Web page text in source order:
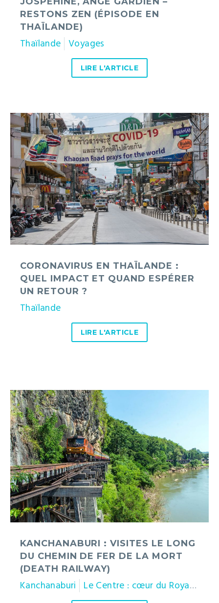
Thaïlande)
RESTONS ZEN (ÉPISODE EN
THAÏLANDE)
Thaïlande Voyages
LIRE L'ARTICLE
Coronavirus
en
Thaïlande
:
quel
impact
et
quand
espérer
un
retour
CORONAVIRUS EN THAÏLANDE :
QUEL IMPACT ET QUAND ESPÉRER
UN RETOUR ?
Thaïlande
LIRE L'ARTICLE
Kanchanaburi
:
visites
le
long
du
chemin
de
fer
de
la
(Death
Railway)
KANCHANABURI : VISITES LE LONG
DU CHEMIN DE FER DE LA MORT
(DEATH RAILWAY)
Kanchanaburi Le Centre : cœur du Royaume